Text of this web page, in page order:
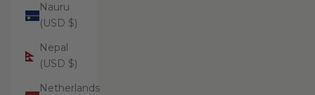
Nauru
(USD $)
Nepal
(USD $)
Netherlands